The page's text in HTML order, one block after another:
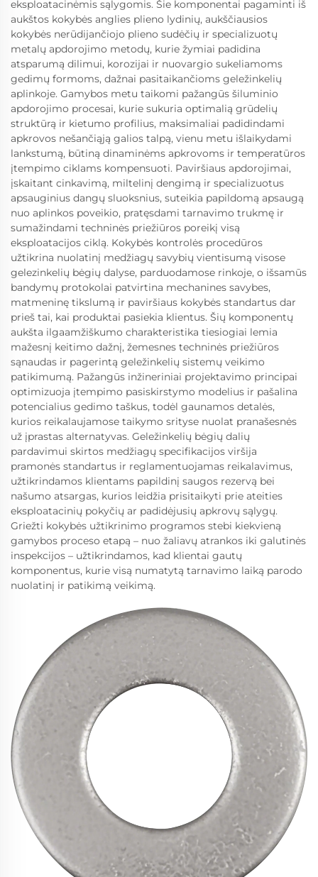
eksploatacinėmis sąlygomis. Šie komponentai pagaminti iš
aukštos kokybės anglies plieno lydinių, aukščiausios
kokybės nerūdijančiojo plieno sudėčių ir specializuotų
metalų apdorojimo metodų, kurie žymiai padidina
atsparumą dilimui, korozijai ir nuovargio sukeliamoms
gedimų formoms, dažnai pasitaikančioms geležinkelių
aplinkoje. Gamybos metu taikomi pažangūs šiluminio
apdorojimo procesai, kurie sukuria optimalią grūdelių
struktūrą ir kietumo profilius, maksimaliai padidindami
apkrovos nešančiąją galios talpą, vienu metu išlaikydami
lankstumą, būtiną dinaminėms apkrovoms ir temperatūros
įtempimo ciklams kompensuoti. Paviršiaus apdorojimai,
įskaitant cinkavimą, miltelinį dengimą ir specializuotus
apsauginius dangų sluoksnius, suteikia papildomą apsaugą
nuo aplinkos poveikio, pratęsdami tarnavimo trukmę ir
sumažindami techninės priežiūros poreikį visą
eksploatacijos ciklą. Kokybės kontrolės procedūros
užtikrina nuolatinį medžiagų savybių vientisumą visose
gelezinkelių bėgių dalyse, parduodamose rinkoje, o išsamūs
bandymų protokolai patvirtina mechanines savybes,
matmeninę tikslumą ir paviršiaus kokybės standartus dar
prieš tai, kai produktai pasiekia klientus. Šių komponentų
aukšta ilgaamžiškumo charakteristika tiesiogiai lemia
mažesnį keitimo dažnį, žemesnes techninės priežiūros
sąnaudas ir pagerintą geležinkelių sistemų veikimo
patikimumą. Pažangūs inžineriniai projektavimo principai
optimizuoja įtempimo pasiskirstymo modelius ir pašalina
potencialius gedimo taškus, todėl gaunamos detalės,
kurios reikalaujamose taikymo srityse nuolat pranašesnės
už įprastas alternatyvas. Geležinkelių bėgių dalių
pardavimui skirtos medžiagų specifikacijos viršija
pramonės standartus ir reglamentuojamas reikalavimus,
užtikrindamos klientams papildinį saugos rezervą bei
našumo atsargas, kurios leidžia prisitaikyti prie ateities
eksploatacinių pokyčių ar padidėjusių apkrovų sąlygų.
Griežti kokybės užtikrinimo programos stebi kiekvieną
gamybos proceso etapą – nuo žaliavų atrankos iki galutinės
inspekcijos – užtikrindamos, kad klientai gautų
komponentus, kurie visą numatytą tarnavimo laiką parodo
nuolatinį ir patikimą veikimą.